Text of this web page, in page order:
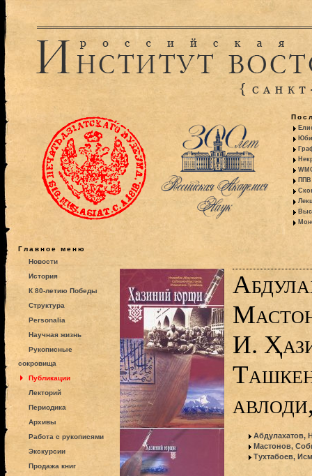
ППВ
Главное меню
Новости
История
К 80-летию Победы
Структура
Personalia
Научная жизнь
Рукописные
сокровища
Публикации
Лекторий
Периодика
Архивы
Работа с рукописями
Экскурсии
Продажа книг
И.
Абдулахатов,
Мастонов,
Тухтабоев,